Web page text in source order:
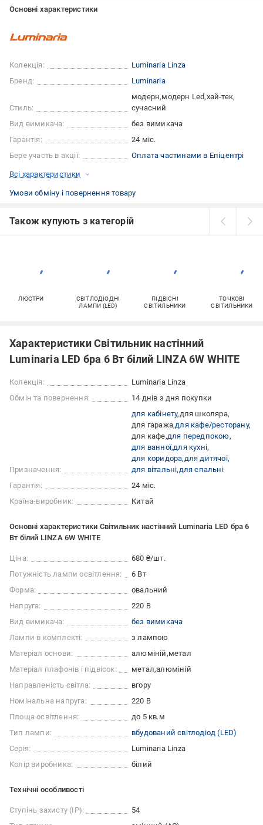
Основні характеристики
Колекція:
Luminaria Linza
Бренд:
Luminaria
Стиль:
модерн модерн Led хай-тек
сучасний
Вид вимикача:
без вимикача
Гарантія:
24 міс.
Бере участь в акції:
Оплата частинами в Епіцентрі
Всі характеристики
Умови обміну і повернення товару
Також купують з категорій
ЛЮСТРИ
СВІТЛОДІОДНІ
ЛАМПИ (LED)
ПІДВІСНІ
СВІТИЛЬНИКИ
ТОЧКОВІ
СВІТИЛЬНИКИ
Характеристики Світильник настінний
Luminaria LED бра 6 Вт білий LINZA 6W WHITE
Колекція:
Luminaria Linza
Обмін та повернення:
14 днів з дня покупки
Призначення:
для кабінету для школяра
для гаража для кафе/ресторану
для кафе для передпокою
для ванної для кухні
для коридора для дитячої
для вітальні для спальні
Гарантія:
24 міс.
Країна-виробник:
Китай
Основні характеристики Світильник настінний Luminaria LED бра 6
Вт білий LINZA 6W WHITE
Ціна:
680 ₴/шт.
Потужність лампи освітлення:
6 Вт
Форма:
овальний
Напруга:
220 В
Вид вимикача:
без вимикача
Лампи в комплекті:
з лампою
Матеріал основи:
алюміній метал
Матеріал плафонів і підвісок:
метал алюміній
Направленість світла:
вгору
Номінальна напруга:
220 В
Площа освітлення:
до 5 кв.м
Тип лампи:
вбудований світлодіод (LED)
Серія:
Luminaria Linza
Колір виробника:
білий
Технічні особливості
Ступінь захисту (IP):
54